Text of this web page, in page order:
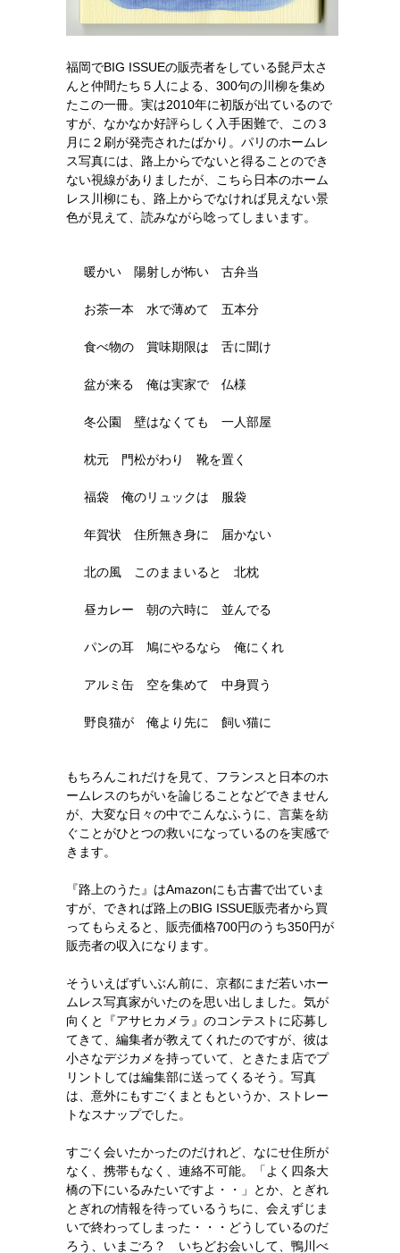
福岡でBIG ISSUEの販売者をしている髭戸太さ
んと仲間たち５人による、300句の川柳を集め
たこの一冊。実は2010年に初版が出ているので
すが、なかなか好評らしく入手困難で、この３
月に２刷が発売されたばかり。パリのホームレ
ス写真には、路上からでないと得ることのでき
ない視線がありましたが、こちら日本のホーム
レス川柳にも、路上からでなければ見えない景
色が見えて、読みながら唸ってしまいます。
暖かい 陽射しが怖い 古弁当
お茶一本 水で薄めて 五本分
食べ物の 賞味期限は 舌に聞け
盆が来る 俺は実家で 仏様
冬公園 壁はなくても 一人部屋
枕元 門松がわり 靴を置く
福袋 俺のリュックは 服袋
年賀状 住所無き身に 届かない
北の風 このままいると 北枕
昼カレー 朝の六時に 並んでる
パンの耳 鳩にやるなら 俺にくれ
アルミ缶 空を集めて 中身買う
野良猫が 俺より先に 飼い猫に
もちろんこれだけを見て、フランスと日本のホ
ームレスのちがいを論じることなどできません
が、大変な日々の中でこんなふうに、言葉を紡
ぐことがひとつの救いになっているのを実感で
きます。
『路上のうた』はAmazonにも古書で出ていま
すが、できれば路上のBIG ISSUE販売者から買
ってもらえると、販売価格700円のうち350円が
販売者の収入になります。
そういえばずいぶん前に、京都にまだ若いホー
ムレス写真家がいたのを思い出しました。気が
向くと『アサヒカメラ』のコンテストに応募し
てきて、編集者が教えてくれたのですが、彼は
小さなデジカメを持っていて、ときたま店でプ
リントしては編集部に送ってくるそう。写真
は、意外にもすごくまともというか、ストレー
トなスナップでした。
すごく会いたかったのだけれど、なにせ住所が
なく、携帯もなく、連絡不可能。「よく四条大
橋の下にいるみたいですよ・・」とか、とぎれ
とぎれの情報を待っているうちに、会えずじま
いで終わってしまった・・・どうしているのだ
ろう、いまごろ？ いちどお会いして、鴨川べ